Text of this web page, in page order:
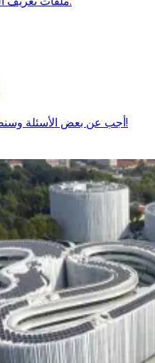
أجب عن بعض الأسئلة وسنطابقك مع البرامج الأنسب لك!